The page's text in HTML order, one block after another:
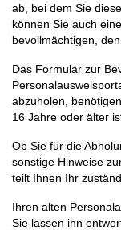
ab, bei dem Sie
können Sie auch
bevollmächtigen,
Das Formular zur
abzuholen,
16 Jahre oder älter
Ob Sie für die
sonstige Hinweise
teilt Ihnen Ihr
Ihren alten
Sie lassen ihn